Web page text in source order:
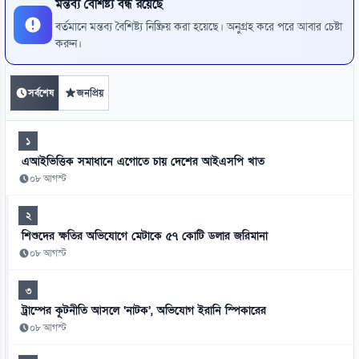
মন্তব্য বৈশিষ্ট্য বন্ধ রয়েছে
বর্তমানে মন্তব্য বৈশিষ্ট্য নিষ্ক্রিয় করা হয়েছে। অনুগ্রহ করে পরে আবার চেষ্টা
করুন।
সর্বশেষ জনপ্রিয়
১
এআইভিত্তিক সমাধানে এগোতে চায় দেশের আইএসপি খাত
০৮ আগস্ট
২
শিশুদের ক্ষতির অভিযোগে মেটাকে ৫৭ কোটি ডলার জরিমানা
০৮ আগস্ট
৩
ট্রাম্পের কূটনীতি আসলে ‘নাটক’, অভিযোগ ইরানি স্পিকারের
০৮ আগস্ট